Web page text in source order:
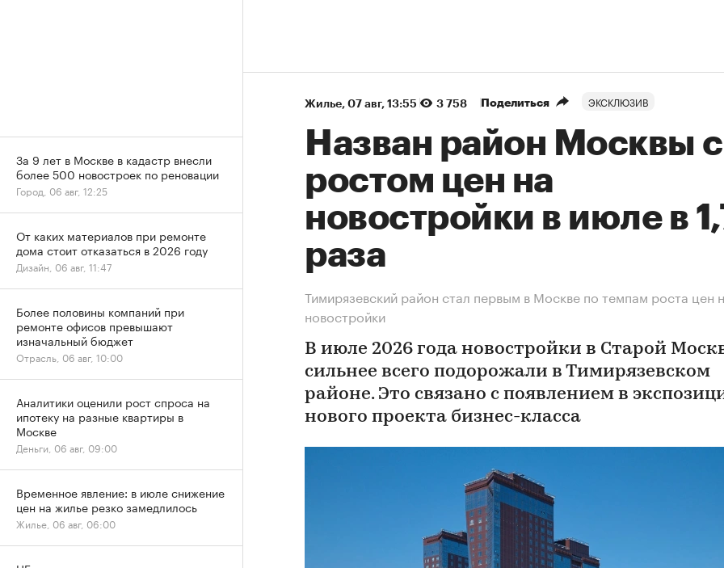
Жилье⁠, 07 авг, 13:55 3 758 Поделиться ЭКСКЛЮЗИВ
Назван район Москвы с
ростом цен на
новостройки в июле в
раза
Тимирязевский район стал первым в Москве по темпам роста цен
новостройки
В июле 2026 года новостройки в Старой
сильнее всего подорожали в Тимирязевском
районе. Это связано с появлением в
нового проекта бизнес-класса
За 9 лет в Москве в кадастр внесли
более 500 новостроек по реновации
Город, 06 авг, 12:25
От каких материалов при ремонте
дома стоит отказаться в 2026 году
Дизайн, 06 авг, 11:47
Более половины компаний при
ремонте офисов превышают
изначальный бюджет
Отрасль, 06 авг, 10:00
Аналитики оценили рост спроса на
ипотеку на разные квартиры в
Москве
Деньги, 06 авг, 09:00
Временное явление: в июле снижение
цен на жилье резко замедлилось
Жилье, 06 авг, 06:00